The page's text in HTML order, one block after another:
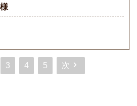
3 4 5 次